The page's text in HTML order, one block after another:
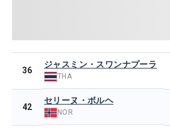
36
ジャスミン・スワンナプーラ
THA
42
セリーヌ・ボルヘ
NOR